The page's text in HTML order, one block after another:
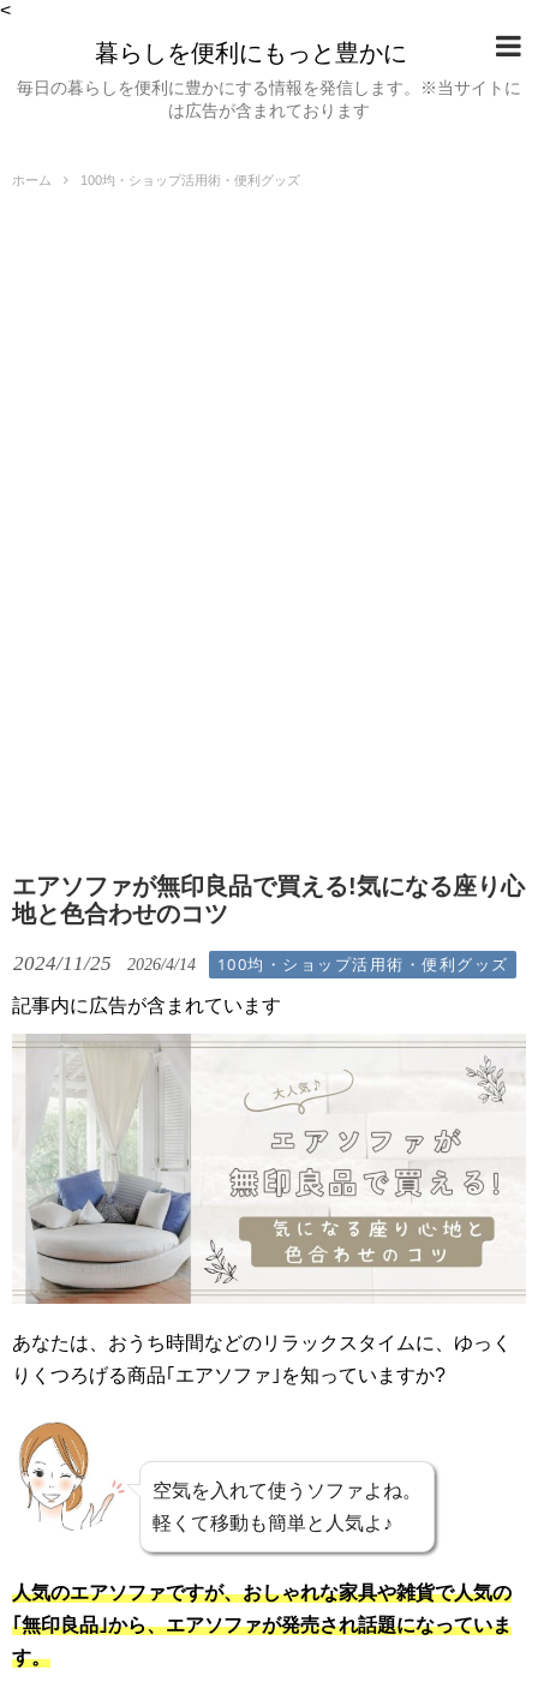
<
暮らしを便利にもっと豊かに
毎日の暮らしを便利に豊かにする情報を発信します。※当サイトに
は広告が含まれております
ホーム 100均・ショップ活用術・便利グッズ
エアソファが無印良品で買える!気になる座り心
地と色合わせのコツ
2024/11/25 2026/4/14 100均・ショップ活用術・便利グッズ
記事内に広告が含まれています
あなたは、おうち時間などのリラックスタイムに、ゆっく
りくつろげる商品｢エアソファ｣を知っていますか?
空気を入れて使うソファよね。
軽くて移動も簡単と人気よ♪
人気のエアソファですが、おしゃれな家具や雑貨で人気の
｢無印良品｣から、エアソファが発売され話題になっていま
す。